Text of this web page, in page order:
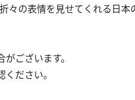
の表情を見せてくれる日本
ございます。
ださい。